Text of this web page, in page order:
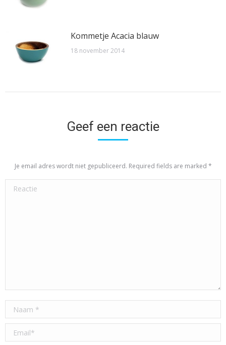
Kommetje Acacia blauw
18 november 2014
Geef een reactie
Je email adres wordt niet gepubliceerd. Required fields are marked *
Reactie
Naam *
Email *